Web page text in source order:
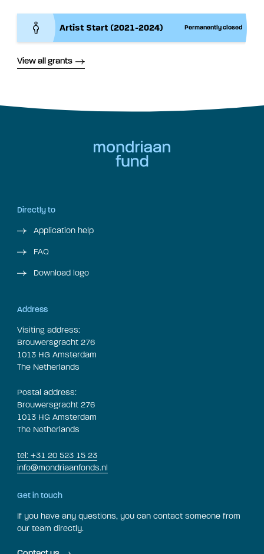
Artist Start (2021-2024) Permanently closed
View all grants
Directly to
Application help
FAQ
Download logo
Address
Visiting address:
Brouwersgracht 276
1013 HG Amsterdam
The Netherlands
Postal address:
Brouwersgracht 276
1013 HG Amsterdam
The Netherlands
tel: +31 20 523 15 23
info@mondriaanfonds.nl
Get in touch
If you have any questions, you can contact someone from
our team directly.